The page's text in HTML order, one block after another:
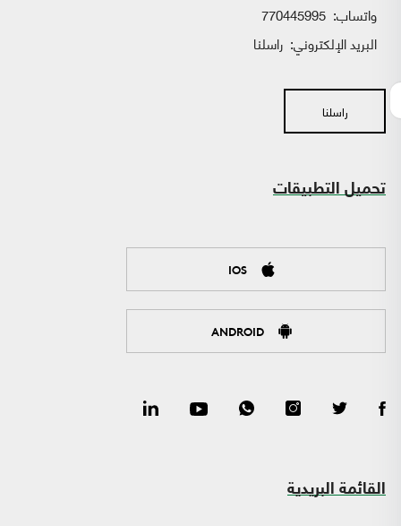
واتساب:
البريد الإلكتروني: راسلنا
راسلنا
تحميل التطبيقات
IOS
ANDROID
القائمة البريدية